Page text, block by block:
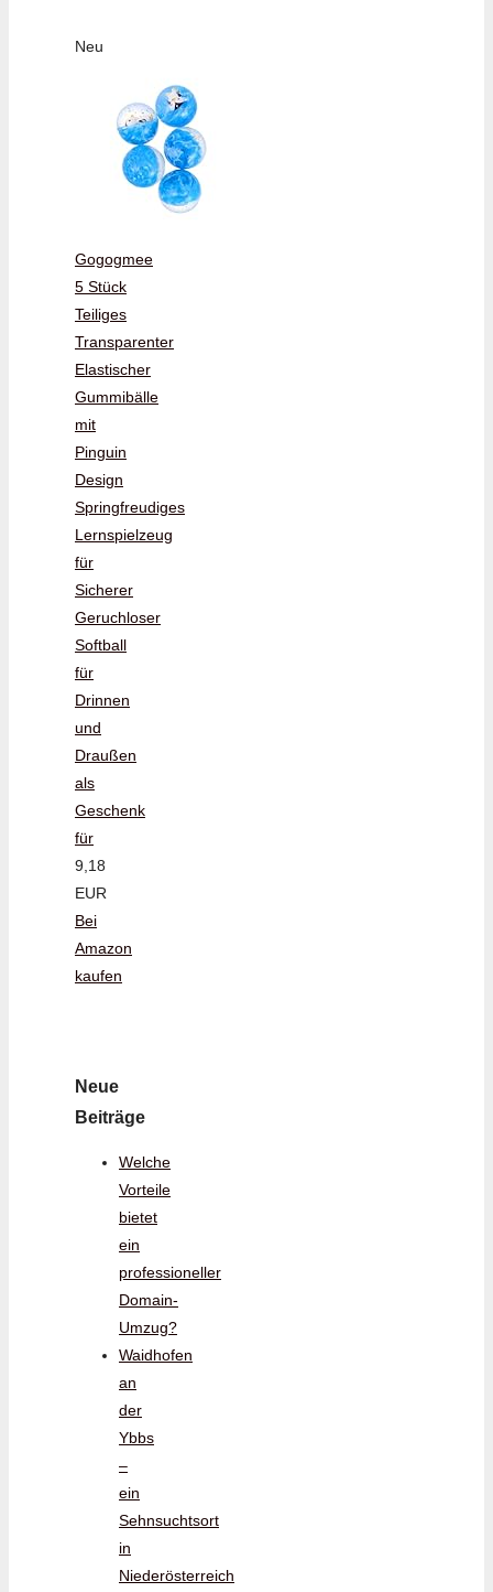
Neu
Gogogmee
5 Stück
Teiliges
Transparenter
Elastischer
Gummibälle
mit
Pinguin
Design
Springfreudiges
Lernspielzeug
für
Sicherer
Geruchloser
Softball
für
Drinnen
und
Draußen
als
Geschenk
für
9,18
EUR
Bei
Amazon
kaufen
Neue
Beiträge
Welche
Vorteile
bietet
ein
professioneller
Domain-
Umzug?
Waidhofen
an
der
Ybbs
–
ein
Sehnsuchtsort
in
Niederösterreich